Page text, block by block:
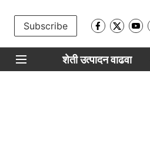
Subscribe
शेती उत्पादन वाढवा